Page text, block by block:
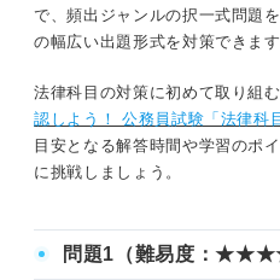
で、頻出ジャンルの択一式問題
の幅広い出題形式を対策できます
法律科目の対策に初めて取り組
認しよう！ 公務員試験「法律科
目安となる解答時間や学習のポ
に挑戦しましょう。
問題1（難易度：